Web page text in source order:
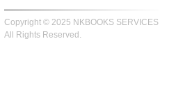
Copyright © 2025 NKBOOKS SERVICES
All Rights Reserved.